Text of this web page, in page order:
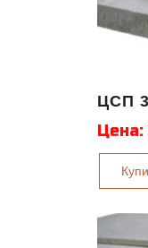
ЦСП
Цена: